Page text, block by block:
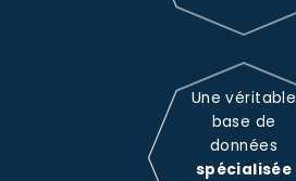
Une véritable
base de
données
spécialisée